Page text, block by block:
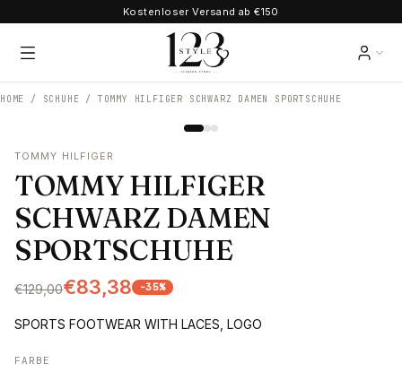
Kostenloser Versand ab €150
HOME / SCHUHE / TOMMY HILFIGER SCHWARZ DAMEN SPORTSCHUHE
TOMMY HILFIGER
TOMMY HILFIGER
SCHWARZ DAMEN
SPORTSCHUHE
€129,00€83,38 -35%
SPORTS FOOTWEAR WITH LACES, LOGO
FARBE